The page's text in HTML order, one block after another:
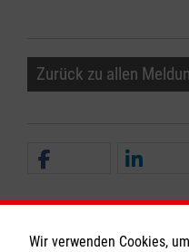
Zurück zu allen
Wir verwenden Cookies,